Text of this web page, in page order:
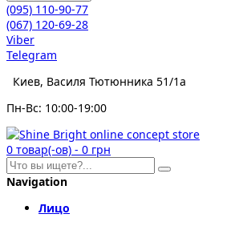
(095) 110-90-77
(067) 120-69-28
Viber
Telegram
Киев, Василя Тютюнника 51/1а
Пн-Вс: 10:00-19:00
0 товар(-ов) - 0 грн
Navigation
Лицо